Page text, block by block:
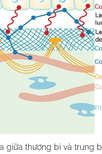
giữa thượng bì và trung